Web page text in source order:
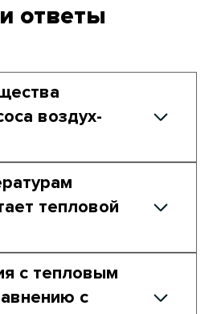
ответы
воздух-
преимуществ по
системами
на базе
котла:
Тепловой насос
тепловой
наружной
Однако
с тепловым
с